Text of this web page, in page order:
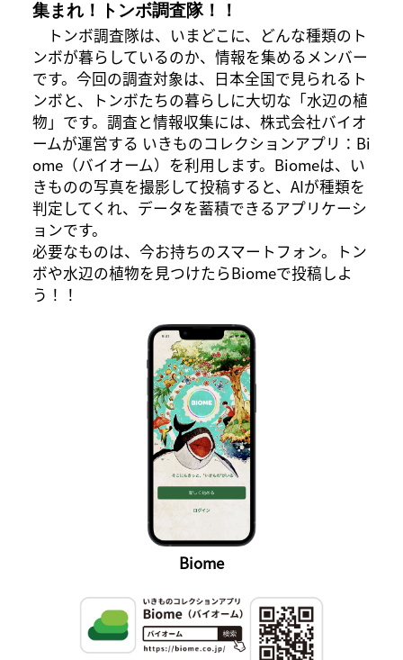
集まれ！トンボ調査隊！！
トンボ調査隊は、いまどこに、どんな種類のト
ンボが暮らしているのか、情報を集めるメンバー
です。今回の調査対象は、日本全国で見られるト
ンボと、トンボたちの暮らしに大切な「水辺の植
物」です。調査と情報収集には、株式会社バイオ
ームが運営する いきものコレクションアプリ：Bi
ome（バイオーム）を利用します。Biomeは、い
きものの写真を撮影して投稿すると、AIが種類を
判定してくれ、データを蓄積できるアプリケーシ
ョンです。
必要なものは、今お持ちのスマートフォン。トン
ボや水辺の植物を見つけたらBiomeで投稿しよ
う！！
Biome